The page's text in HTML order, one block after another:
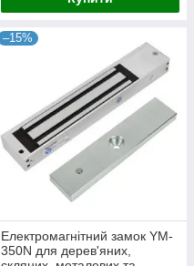
–15%
Електромагнітний замок YM-
350N для дерев'яних,